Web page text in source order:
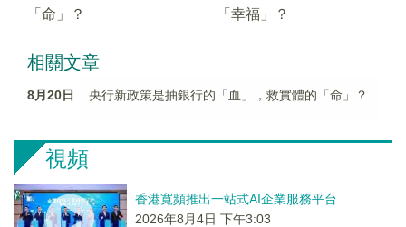
「命」？
「幸福」？
相關文章
8月20日 央行新政策是抽銀行的「血」，救實體的「命」？
視頻
香港寬頻推出一站式AI企業服務平台
2026年8月4日 下午3:03